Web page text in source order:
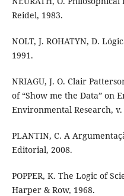
Reidel, 1983.
NOLT, J. ROHATYN, D.
1991.
NRIAGU, J. O. Clair
of “Show me the Data” on
Environmental Research, v.
PLANTIN, C. A
Editorial, 2008.
POPPER, K. The Logic of
Harper & Row, 1968.